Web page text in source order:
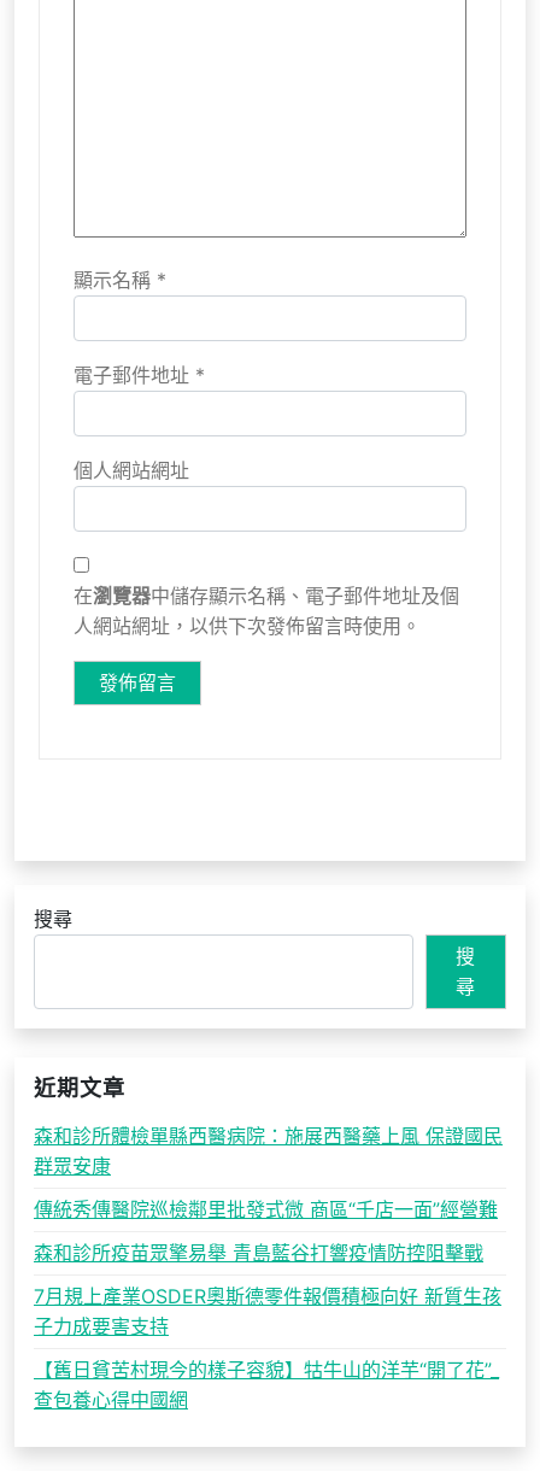
顯示名稱 *
電子郵件地址 *
個人網站網址
在瀏覽器中儲存顯示名稱、電子郵件地址及個
人網站網址，以供下次發佈留言時使用。
搜尋
搜
尋
近期文章
森和診所體檢單縣西醫病院：施展西醫藥上風 保證國民
群眾安康
傳統秀傳醫院巡檢鄰里批發式微 商區“千店一面”經營難
森和診所疫苗眾擎易舉 青島藍谷打響疫情防控阻擊戰
7月規上產業OSDER奧斯德零件報價積極向好 新質生孩
子力成要害支持
【舊日貧苦村現今的樣子容貌】牯牛山的洋芋“開了花”_
查包養心得中國網